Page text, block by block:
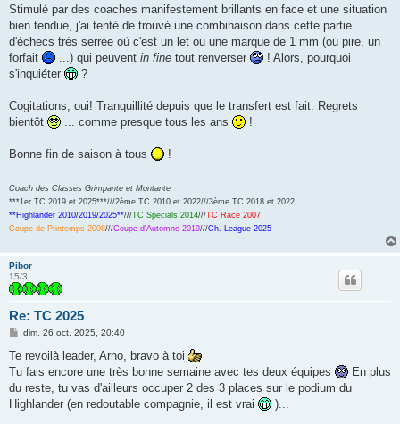
Stimulé par des coaches manifestement brillants en face et une situation
bien tendue, j'ai tenté de trouvé une combinaison dans cette partie
d'échecs très serrée où c'est un let ou une marque de 1 mm (ou pire, un
forfait
...) qui peuvent in fine tout renverser
! Alors, pourquoi
s'inquiéter
?
Cogitations, oui! Tranquillité depuis que le transfert est fait. Regrets
bientôt
... comme presque tous les ans !
Bonne fin de saison à tous !
Coach des Classes Grimpante et Montante
***1er TC 2019 et 2025***///2ème TC 2010 et 2022///3ème TC 2018 et 2022
**Highlander 2010/2019/2025**///TC Specials 2014///TC Race 2007
Coupe de Printemps 2008///Coupe d'Automne 2019///Ch. League 2025
Pibor
15/3
Re: TC 2025
M
s
a
g
dim. 26 oct. 2025, 20:40
Te revoilà leader, Arno, bravo à toi
Tu fais encore une très bonne semaine avec tes deux équipes
En plus
du reste, tu vas d'ailleurs occuper 2 des 3 places sur le podium du
Highlander (en redoutable compagnie, il est vrai
)...